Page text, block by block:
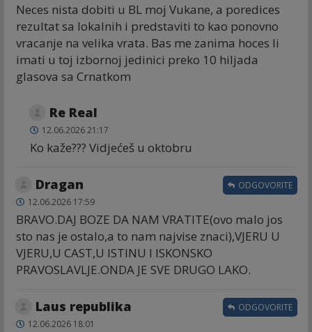
Neces nista dobiti u BL moj Vukane, a poredices
rezultat sa lokalnih i predstaviti to kao ponovno
vracanje na velika vrata. Bas me zanima hoces li
imati u toj izbornoj jedinici preko 10 hiljada
glasova sa Crnatkom
Re Real
12.06.2026 21:17
Ko kaže??? Vidjećeš u oktobru
Dragan
12.06.2026 17:59
BRAVO.DAJ BOZE DA NAM VRATITE(ovo malo jos
sto nas je ostalo,a to nam najvise znaci),VJERU U
VJERU,U CAST,U ISTINU I ISKONSKO
PRAVOSLAVLJE.ONDA JE SVE DRUGO LAKO.
ODGOVORITE
Laus republika
12.06.2026 18:01
ODGOVORITE